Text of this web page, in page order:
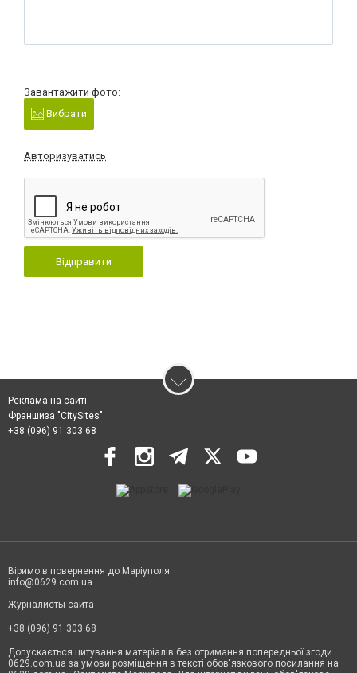
Завантажити фото:
Вибрати
Авторизуватись
Відправити
Реклама на сайті
Франшиза "CitySites"
+38 (096) 91 303 68
Віримо в повернення до Маріуполя
info@0629.com.ua
Журналисты сайта
+38 (096) 91 303 68
Допускається цитування матеріалів без отримання попередньої згоди
0629.com.ua за умови розміщення в тексті обов'язкового посилання на